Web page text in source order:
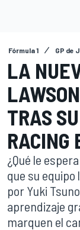
Fórmula 1 GP de
LA
TRAS
RACING
¿Qué le
que su
por Yuki
aprendizaje
marquen el